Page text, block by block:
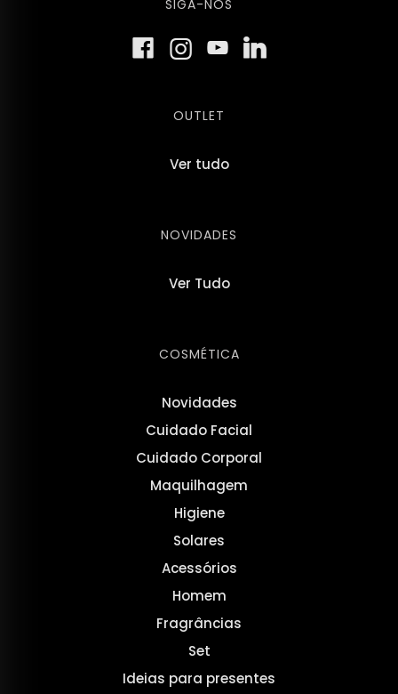
SIGA-NOS
OUTLET
Ver tudo
NOVIDADES
Ver Tudo
COSMÉTICA
Novidades
Cuidado Facial
Cuidado Corporal
Maquilhagem
Higiene
Solares
Acessórios
Homem
Fragrâncias
Set
Ideias para presentes